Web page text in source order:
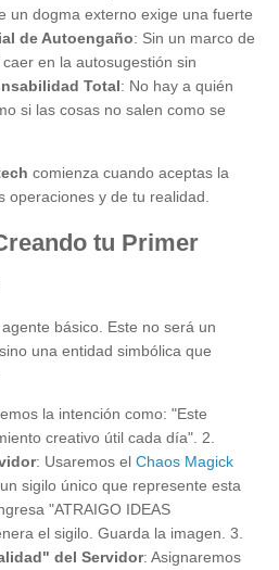
un dogma externo exige una fuerte
de Autoengaño: Sin un marco de
en la autosugestión sin
Total: No hay a quién
si las cosas no salen como se
comienza cuando aceptas la
operaciones y de tu realidad.
tu Primer
básico. Este no será un
una entidad simbólica que
la intención como: "Este
creativo útil cada día". 2.
: Usaremos el Chaos Magick
sigilo único que represente esta
"ATRAIGO IDEAS
el sigilo. Guarda la imagen. 3.
del Servidor: Asignaremos